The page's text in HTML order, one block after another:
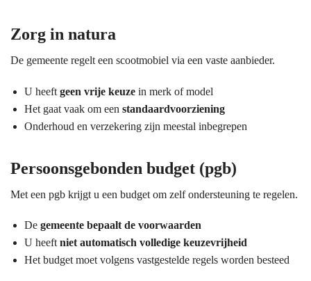
Zorg in natura
De gemeente regelt een scootmobiel via een vaste aanbieder.
U heeft geen vrije keuze in merk of model
Het gaat vaak om een standaardvoorziening
Onderhoud en verzekering zijn meestal inbegrepen
Persoonsgebonden budget (pgb)
Met een pgb krijgt u een budget om zelf ondersteuning te regelen.
De gemeente bepaalt de voorwaarden
U heeft niet automatisch volledige keuzevrijheid
Het budget moet volgens vastgestelde regels worden besteed